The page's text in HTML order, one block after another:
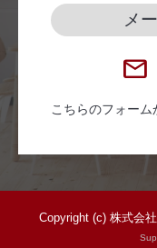
メ
こちらのフォー
Copyright (c) 株式会